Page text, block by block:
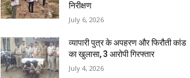
निरीक्षण
July 6, 2026
व्यापारी पुत्र के अपहरण और फिरौती कांड
का खुलासा, 3 आरोपी गिरफ्तार
July 4, 2026